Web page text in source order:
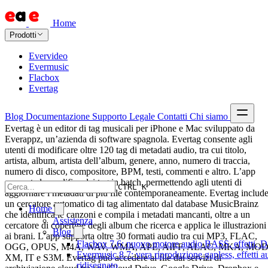
Home
Prodotti
Evervideo
Evermusic
Flacbox
Evertag
Blog Documentazione Supporto Legale Contatti Chi siamo
CTRL K
Home
Assistenza
Blog
Flacbox 7.6: nuovo motore audio BASS, effetti,
Evermusic 8.7: vera riproduzione gapless, effetti
ridisegnato
Evertag è un editor di tag musicali per iPhone e Mac sviluppato da
Everappz, un’azienda di software spagnola. Evertag consente agli
utenti di modificare oltre 120 tag di metadati audio, tra cui titolo,
artista, album, artista dell’album, genere, anno, numero di traccia,
numero di disco, compositore, BPM, testi, commenti e altro. L’app
supporta la modifica dei tag in batch, permettendo agli utenti di
aggiornare i metadati di più file contemporaneamente. Evertag include
un cercatore automatico di tag alimentato dal database MusicBrainz
che identifica le canzoni e compila i metadati mancanti, oltre a un
cercatore di copertine degli album che ricerca e applica le illustrazioni
ai brani. L’app supporta oltre 30 formati audio tra cui MP3, FLAC,
OGG, OPUS, M4A, WAV, WMA, APE, AIFF, ALAC, MKA,
XM, IT e S3M. Evertag può accedere ai file dai servizi di